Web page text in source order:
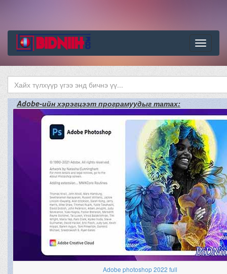
Цэс
Adobe-ийн хэрэгцээт програмуудыг татах:
Adobe photoshop 2022 full